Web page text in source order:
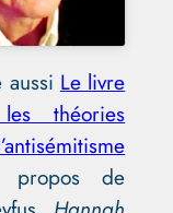
aussi Le livre
théories
de